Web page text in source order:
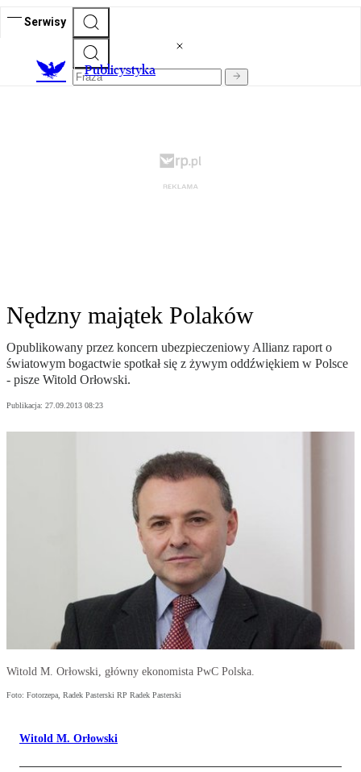
Serwisy
Publicystyka
Nędzny majątek Polaków
Opublikowany przez koncern ubezpieczeniowy Allianz raport o
światowym bogactwie spotkał się z żywym oddźwiękiem w Polsce
- pisze Witold Orłowski.
Publikacja: 27.09.2013 08:23
Witold M. Orłowski, główny ekonomista PwC Polska.
Foto: Fotorzepa, Radek Pasterski RP Radek Pasterski
Witold M. Orłowski